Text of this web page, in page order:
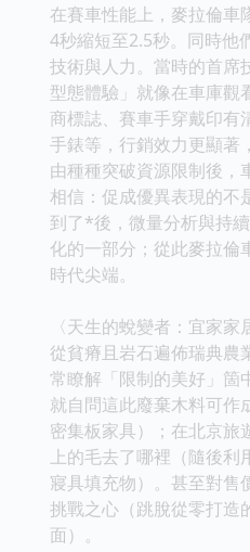
在賽車性能上，麥拉倫車
4秒縮短至2.5秒。同時他
技術與人力。當時的首席
型態體驗」就像在車庫觀
商標誌、賽車手穿戴印有
手錶等，行銷效力更顯著
由種種突破資源限制後，
相信：促成優異表現的不
到了*後，微量分析與持
化的一部分；從此麥拉倫
時代尖端。
〈天生的蛻變者：宜家家
從貧瘠且岩石遍佈瑞典農
常瞭解「限制的美好」箇
就自問這此廢棄木料可
密集板家具）；在北京旅
上的毛去了哪裡（隨後
寢具填充物）。甚至對售
挑戰之心（跳脫從零打造
面）。